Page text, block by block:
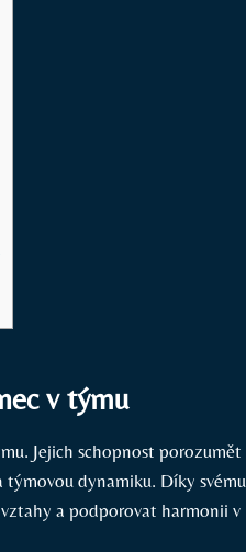
v týmu
Jejich schopnost porozumět
dynamiku. Díky svému
a podporovat harmonii v